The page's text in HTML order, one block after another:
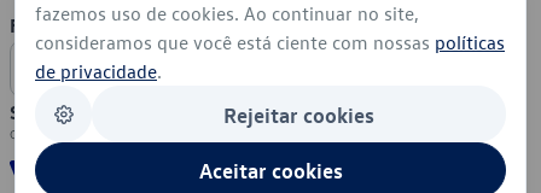
Formas de Pagamento
Segurança
fazemos uso de cookies. Ao continuar no site,
consideramos que você está ciente com nossas políticas
de privacidade.
Rejeitar cookies
Aceitar cookies